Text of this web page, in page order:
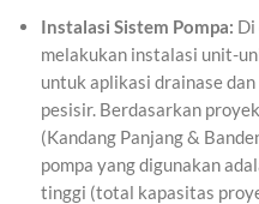
Instalasi Sistem Pompa: Di
melakukan instalasi unit-
untuk aplikasi drainase
pesisir. Berdasarkan
(Kandang Panjang &
pompa yang digunakan
tinggi (total kapasitas